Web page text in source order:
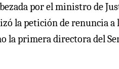
por el ministro de
la petición de renuncia a
la primera directora del